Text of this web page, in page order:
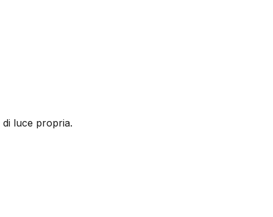
luce propria.